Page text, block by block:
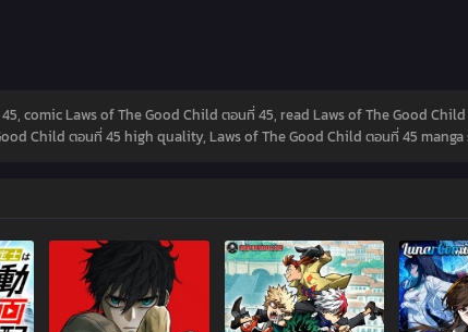
comic Laws of The Good Child ตอนที่ 45, read Laws of The Good
Child ตอนที่ 45 high quality, Laws of The Good Child ตอนที่ 45 manga